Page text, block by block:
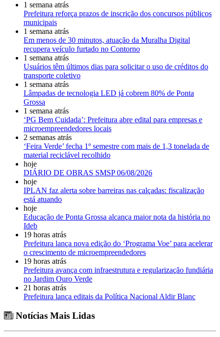
1 semana atrás
Prefeitura reforça prazos de inscrição dos concursos públicos
municipais
1 semana atrás
Em menos de 30 minutos, atuação da Muralha Digital
recupera veículo furtado no Contorno
1 semana atrás
Usuários têm últimos dias para solicitar o uso de créditos do
transporte coletivo
1 semana atrás
Lâmpadas de tecnologia LED já cobrem 80% de Ponta
Grossa
1 semana atrás
‘PG Bem Cuidada’: Prefeitura abre edital para empresas e
microempreendedores locais
2 semanas atrás
‘Feira Verde’ fecha 1º semestre com mais de 1,3 tonelada de
material reciclável recolhido
hoje
DIÁRIO DE OBRAS SMSP 06/08/2026
hoje
IPLAN faz alerta sobre barreiras nas calçadas: fiscalização
está atuando
hoje
Educação de Ponta Grossa alcança maior nota da história no
Ideb
19 horas atrás
Prefeitura lança nova edição do ‘Programa Voe’ para acelerar
o crescimento de microempreendedores
19 horas atrás
Prefeitura avança com infraestrutura e regularização fundiária
no Jardim Ouro Verde
21 horas atrás
Prefeitura lança editais da Política Nacional Aldir Blanc
Notícias Mais Lidas